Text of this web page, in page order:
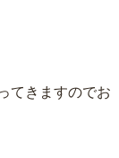
てきますのでお